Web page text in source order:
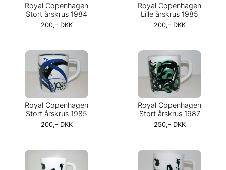
Royal Copenhagen
Stort årskrus 1984
200,- DKK
Royal Copenhagen
Lille årskrus 1985
200,- DKK
Royal Copenhagen
Stort årskrus 1985
200,- DKK
Royal Copenhagen
Stort årskrus 1987
250,- DKK